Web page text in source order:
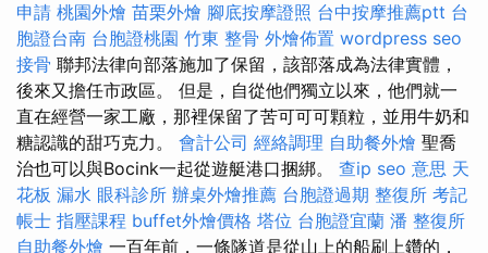
申請 桃園外燴 苗栗外燴 腳底按摩證照 台中按摩推薦ptt 台
胞證台南 台胞證桃園 竹東 整骨 外燴佈置 wordpress seo
接骨 聯邦法律向部落施加了保留，該部落成為法律實體，
後來又擔任市政區。 但是，自從他們獨立以來，他們就一
直在經營一家工廠，那裡保留了苦可可可顆粒，並用牛奶和
糖認識的甜巧克力。 會計公司 經絡調理 自助餐外燴 聖喬
治也可以與Bocink一起從遊艇港口捆綁。 查ip seo 意思 天
花板 漏水 眼科診所 辦桌外燴推薦 台胞證過期 整復所 考記
帳士 指壓課程 buffet外燴價格 塔位 台胞證宜蘭 潘 整復所
自助餐外燴 一百年前，一條隧道是從山上的船刷上鑽的，